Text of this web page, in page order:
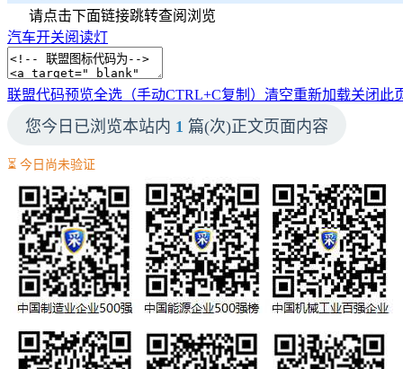
请点击下面链接跳转查阅浏览
汽车开关阅读灯
联盟代码预览全选（手动CTRL+C复制） 清空重新加载关闭此
您今日已浏览本站内 1 篇(次)正文页面内容
⏳ 今日尚未验证